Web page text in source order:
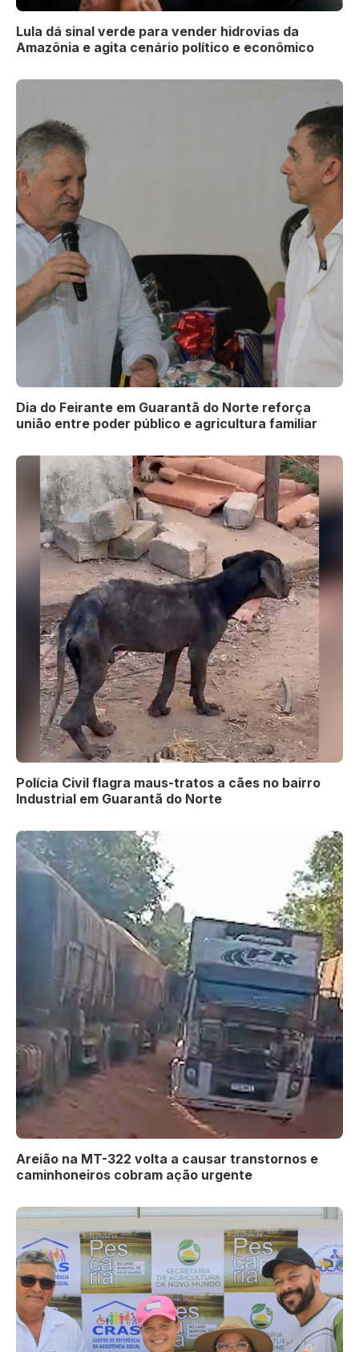
Lula dá sinal verde para vender hidrovias da
Amazônia e agita cenário político e econômico
Dia do Feirante em Guarantã do Norte reforça
união entre poder público e agricultura familiar
Polícia Civil flagra maus-tratos a cães no bairro
Industrial em Guarantã do Norte
Areião na MT-322 volta a causar transtornos e
caminhoneiros cobram ação urgente